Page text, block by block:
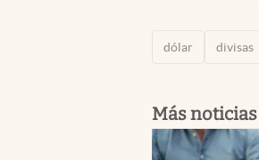
dólar divisas
Más